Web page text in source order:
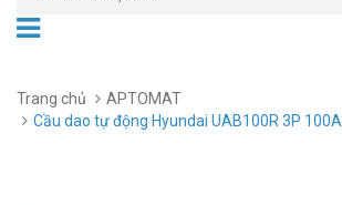
Trang chủ
APTOMAT
Cầu dao tự động Hyundai UAB100R 3P 100A